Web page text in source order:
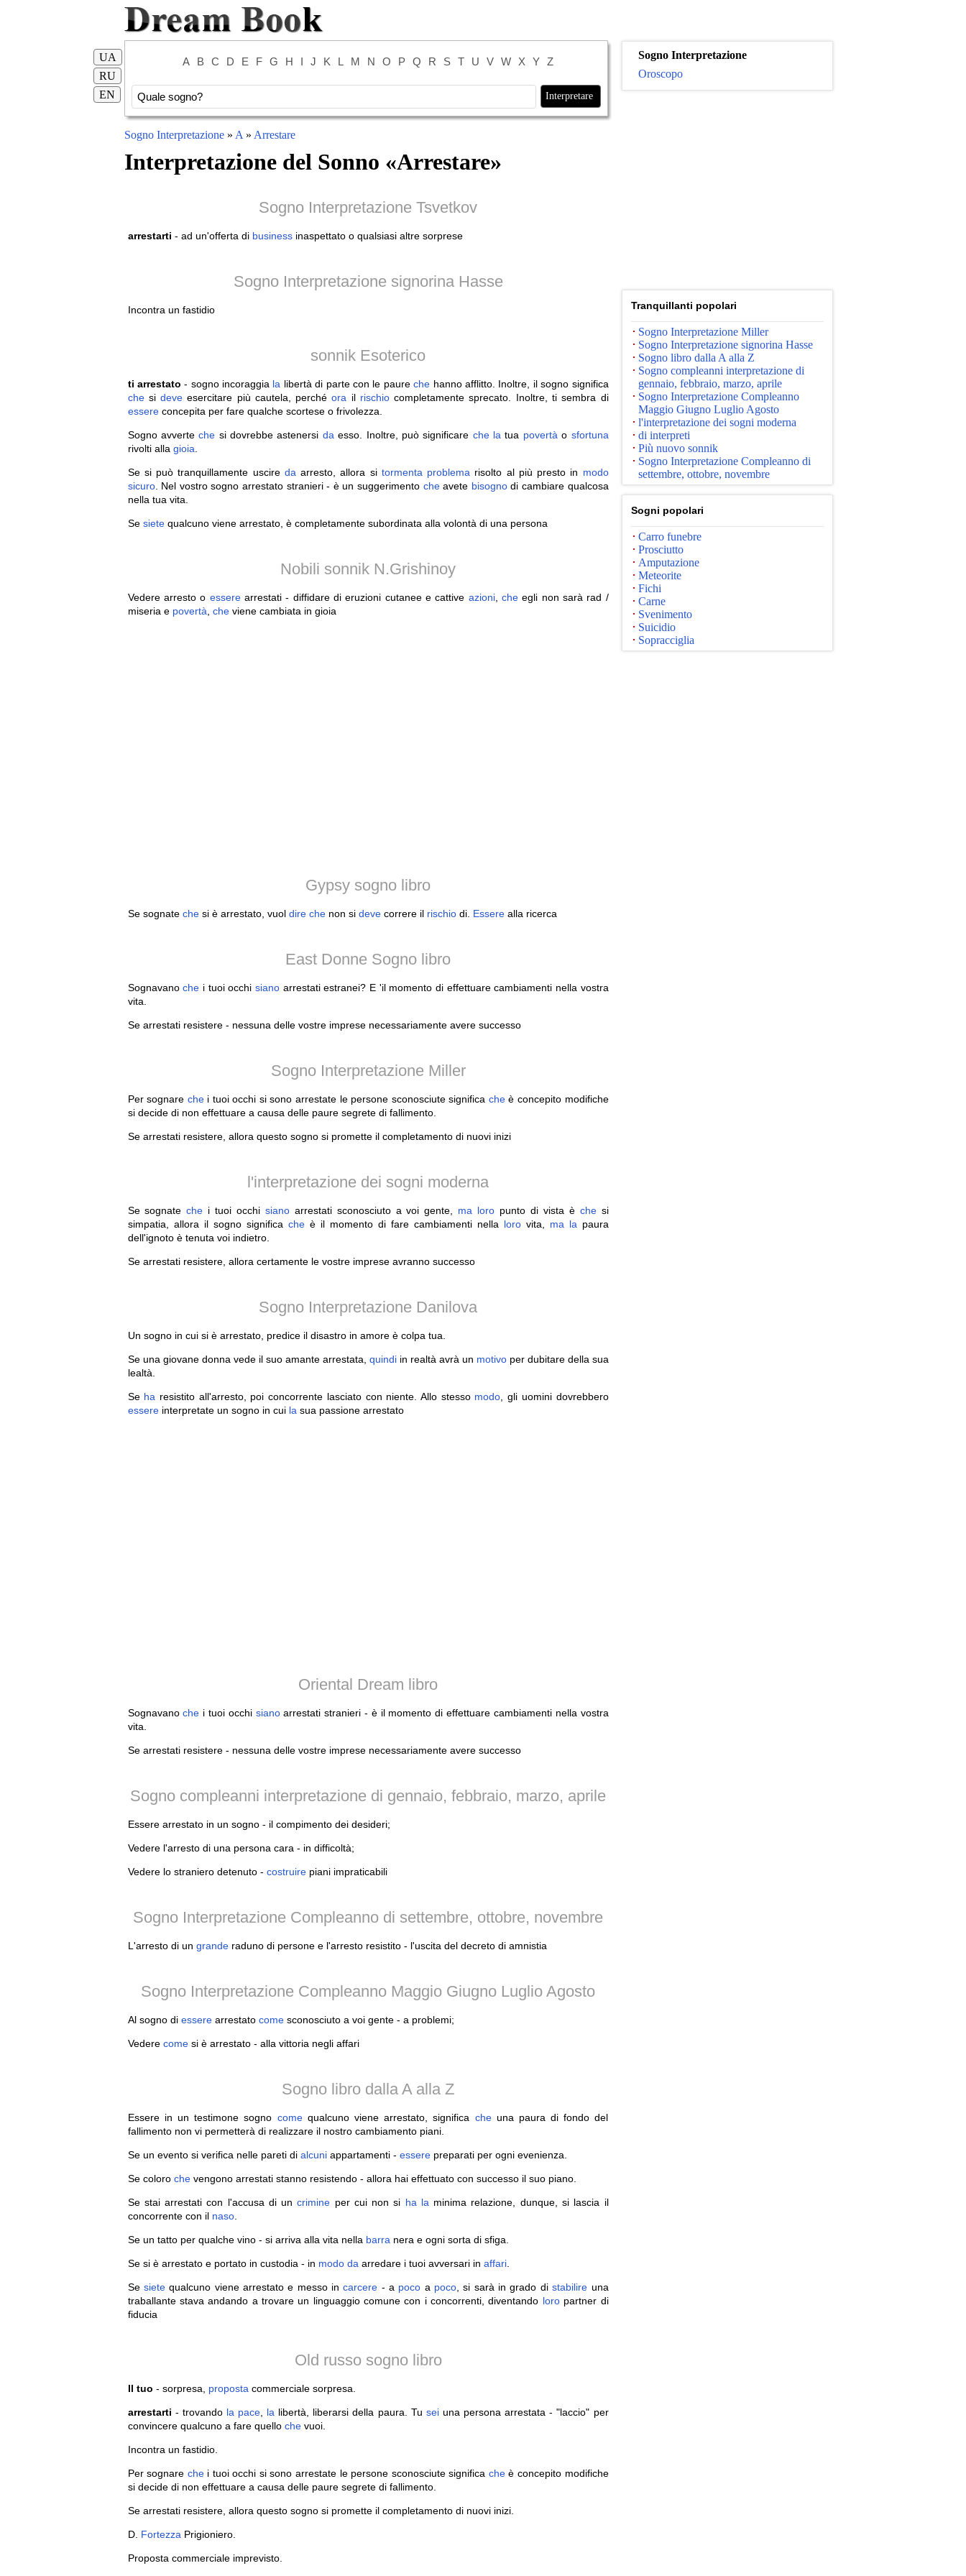
A B C D E F G H I J K L M N O P Q R S T U V W X Y Z
UA
RU
EN
Sogno Interpretazione » A » Arrestare
Interpretazione del Sonno «Arrestare»
Sogno Interpretazione Tsvetkov
arrestarti - ad un'offerta di businessinaspettato o qualsiasi altre sorprese
Sogno Interpretazione signorina Hasse
Incontra un fastidio
sonnik Esoterico
ti arrestato- sogno incoraggia la libertà di parte con le paureche hanno afflitto. Inoltre, il sogno significa
chesideve esercitare più cautela, perchéora il rischiocompletamente sprecato. Inoltre, ti sembra di
essereconcepita per fare qualche scortese o frivolezza.
Sogno avverteche si dovrebbe astenersi da esso. Inoltre, può significare che la tua povertà o sfortuna
rivolti alla gioia
Se si può tranquillamente uscire da arresto, allora si tormenta problema risolto al più presto in modo
sicuro. Nel vostro sogno arrestato stranieri - è un suggerimento cheavete bisognodi cambiare qualcosa
nella tua vita.
Se sietequalcuno viene arrestato, è completamente subordinata alla volontà di una persona
Nobili sonnik N.Grishinoy
Vedere arresto o esserearrestati - diffidare di eruzioni cutanee e cattive azioni, cheegli non sarà rad /
miseria e povertà cheviene cambiata in gioia
Gypsy sogno libro
Se sognate chesi è arrestato, vuol dire chenon si devecorrere il rischiodi. Esserealla ricerca
East Donne Sogno libro
Sognavanoche i tuoi occhi sianoarrestati estranei? E 'il momento di effettuare cambiamenti nella vostra
vita.
Se arrestati resistere - nessuna delle vostre imprese necessariamente avere successo
Sogno Interpretazione Miller
Per sognare chei tuoi occhi si sono arrestate le persone sconosciute significa cheè concepito modifiche
si decide di non effettuare a causa delle paure segrete di fallimento.
Se arrestati resistere, allora questo sogno si promette il completamento di nuovi inizi
l'interpretazione dei sogni moderna
Se sognateche i tuoi occhi sianoarrestati sconosciuto a voi gente, ma loro punto di vista è chesi
simpatia, allora il sogno significa cheè il momento di fare cambiamenti nella lorovita, ma la paura
dell'ignoto è tenuta voi indietro.
Se arrestati resistere, allora certamente le vostre imprese avranno successo
Sogno Interpretazione Danilova
Un sogno in cui si è arrestato, predice il disastro in amore è colpa tua.
Se una giovane donna vede il suo amante arrestata, quindiin realtà avrà un motivoper dubitare della sua
lealtà.
Se ha resistito all'arresto, poi concorrente lasciato con niente. Allo stesso modo , gli uomini dovrebbero
essereinterpretate un sogno in cui la sua passione arrestato
Oriental Dream libro
Sognavanoche i tuoi occhi sianoarrestati stranieri - è il momento di effettuare cambiamenti nella vostra
vita.
Se arrestati resistere - nessuna delle vostre imprese necessariamente avere successo
Sogno compleanni interpretazione di gennaio, febbraio, marzo, aprile
Essere arrestato in un sogno - il compimento dei desideri;
Vedere l'arresto di una persona cara - in difficoltà;
Vedere lo straniero detenuto - costruirepiani impraticabili
Sogno Interpretazione Compleanno di settembre, ottobre, novembre
L'arresto di un granderaduno di persone e l'arresto resistito - l'uscita del decreto di amnistia
Sogno Interpretazione Compleanno Maggio Giugno Luglio Agosto
Al sogno di esserearrestato comesconosciuto a voi gente - a problemi;
Vedere comesi è arrestato - alla vittoria negli affari
Sogno libro dalla A alla Z
Essere in un testimone sogno comequalcuno viene arrestato, significa cheuna paura di fondo del
fallimento non vi permetterà di realizzare il nostro cambiamento piani.
Se un evento si verifica nelle pareti di alcuniappartamenti - esserepreparati per ogni evenienza.
Se coloro chevengono arrestati stanno resistendo - allora hai effettuato con successo il suo piano.
Se stai arrestati con l'accusa di uncrimine per cui non si ha la minima relazione, dunque, si lascia il
concorrente con il naso.
Se un tatto per qualche vino - si arriva alla vita nella barra nera e ogni sorta di sfiga.
Se si è arrestato e portato in custodia - in modo da arredare i tuoi avversari in affari.
Se sietequalcuno viene arrestato e messo incarcere - a poco a poco , si sarà in grado distabilire una
traballante stava andando a trovare un linguaggio comune con i concorrenti, diventando loropartner di
fiducia
Old russo sogno libro
Il tuo - sorpresa, proposta commerciale sorpresa.
arrestarti - trovando la pace la libertà, liberarsi della paura. Tu seiuna persona arrestata - "laccio" per
convincere qualcuno a fare quello chevuoi.
Incontra un fastidio.
Per sognare chei tuoi occhi si sono arrestate le persone sconosciute significa cheè concepito modifiche
si decide di non effettuare a causa delle paure segrete di fallimento.
Se arrestati resistere, allora questo sogno si promette il completamento di nuovi inizi.
D. Fortezza Prigioniero.
Proposta commerciale imprevisto.
Sogno Interpretazione
Oroscopo
Tranquillanti popolari
Sogno Interpretazione Miller
Sogno Interpretazione signorina Hasse
Sogno libro dalla A alla Z
Sogno compleanni interpretazione di
gennaio, febbraio, marzo, aprile
Sogno Interpretazione Compleanno
Maggio Giugno Luglio Agosto
l'interpretazione dei sogni moderna
di interpreti
Più nuovo sonnik
Sogno Interpretazione Compleanno di
settembre, ottobre, novembre
Sogni popolari
Carro funebre
Prosciutto
Amputazione
Meteorite
Fichi
Carne
Svenimento
Suicidio
Sopracciglia